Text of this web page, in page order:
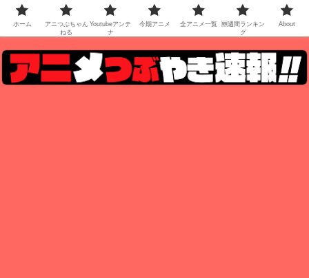
ホーム
アニつぶちゃん
ねる
Youtubeアンテ
ナ
今期アニメ 全アニメ一覧
🆕週間ランキン
グ
About